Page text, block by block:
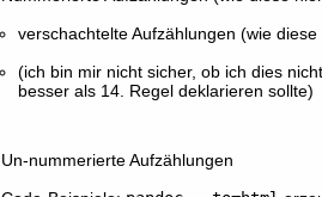
verschachtelte Aufzählungen (wie
(ich bin mir nicht sicher, ob ich dies
besser als 14. Regel deklarieren sollte)
Un-nummerierte Aufzählungen